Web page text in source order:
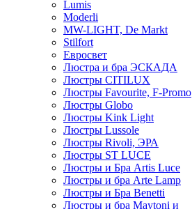
Lumis
Moderli
MW-LIGHT, De Markt
Stilfort
Евросвет
Люстра и бра ЭСКАДА
Люстры CITILUX
Люстры Favourite, F-Promo
Люстры Globo
Люстры Kink Light
Люстры Lussole
Люстры Rivoli, ЭРА
Люстры ST LUCE
Люстры и Бра Artis Luce
Люстры и бра Arte Lamp
Люстры и Бра Benetti
Люстры и бра Maytoni и